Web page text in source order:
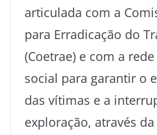
articulada com a
para Erradicação do
(Coetrae) e com a
social para garantir o
das vítimas e a
exploração, através